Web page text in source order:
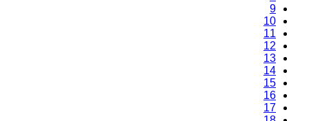
9
10
11
12
13
14
15
16
17